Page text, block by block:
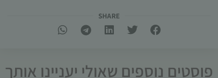
SHARE​
פוסטים נוספים שאולי יעניינו אותך
לראות
תוכן
אישית.